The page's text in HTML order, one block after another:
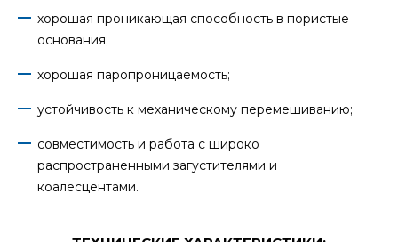
хорошая проникающая способность в пористые
основания;
хорошая паропроницаемость;
устойчивость к механическому перемешиванию;
совместимость и работа с широко
распространенными загустителями и
коалесцентами.